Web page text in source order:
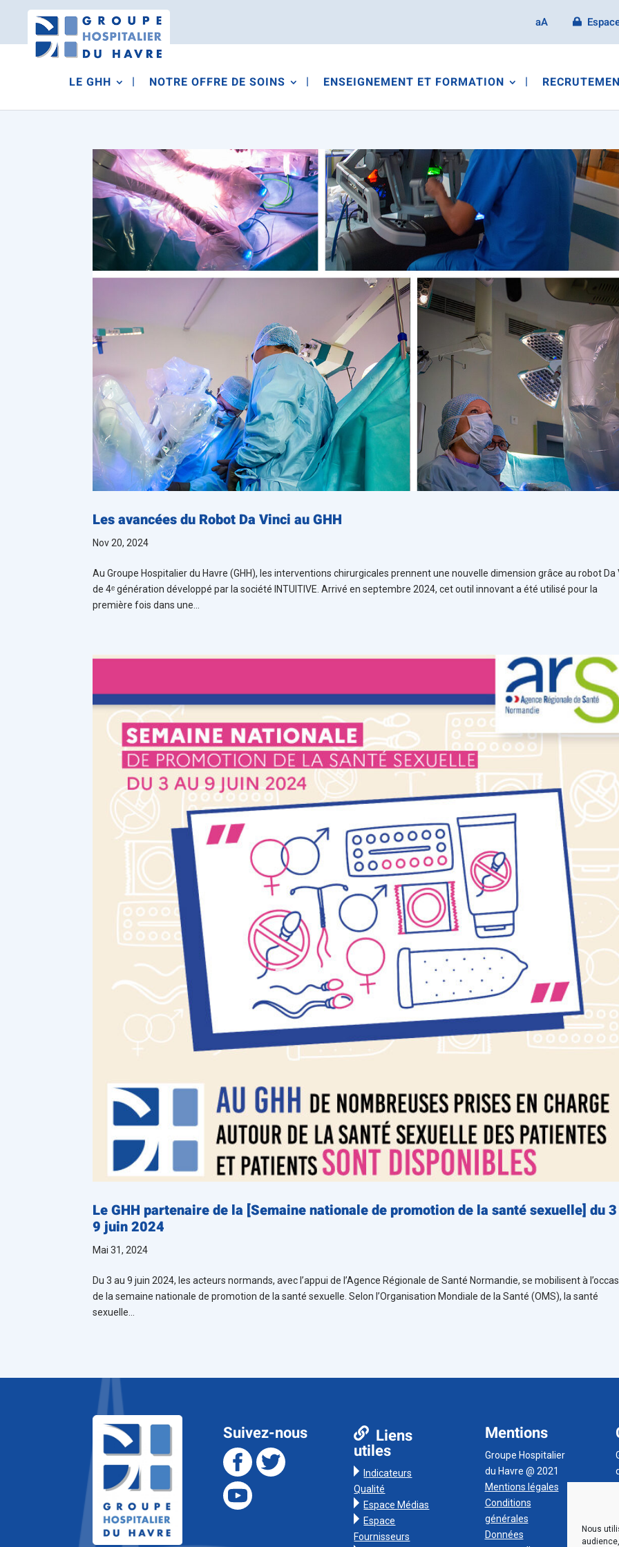
Nous
aA
LE GHH NOTRE OFFRE DE SOINS ENSEIGNEMENT ET FORMATION
Les avancées du Robot Da Vinci au GHH
Nov 20, 2024
Au Groupe Hospitalier du Havre (GHH), les interventions chirurgicales prennent une nouvelle dimension grâce au robot Da
de 4ᵉ génération développé par la société INTUITIVE. Arrivé en septembre 2024, cet outil innovant a été utilisé pour la
première fois dans une...
Le GHH partenaire de la [Semaine nationale de promotion de la santé sexuelle] du
9 juin 2024
Mai 31, 2024
Du 3 au 9 juin 2024, les acteurs normands, avec l’appui de l’Agence Régionale de Santé Normandie, se mobilisent à
de la semaine nationale de promotion de la santé sexuelle. Selon l’Organisation Mondiale de la Santé (OMS), la santé
sexuelle...
Suivez-nous Liens
utiles
Indicateurs
Qualité
Espace Médias
Espace
Fournisseurs
Mentions
Groupe Hospitalier
du Havre @ 2021
Mentions légales
Conditions
générales
Données